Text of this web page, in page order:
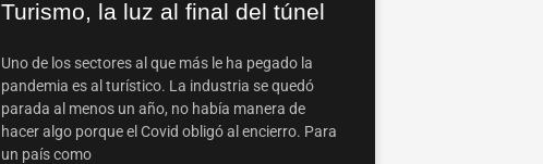
Turismo, la luz al final del túnel
Uno de los sectores al que más le ha pegado la
pandemia es al turístico. La industria se quedó
parada al menos un año, no había manera de
hacer algo porque el Covid obligó al encierro. Para
un país como